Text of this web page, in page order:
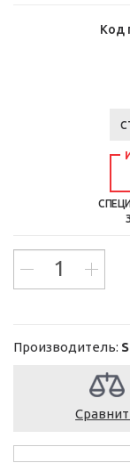
Код
Производитель: